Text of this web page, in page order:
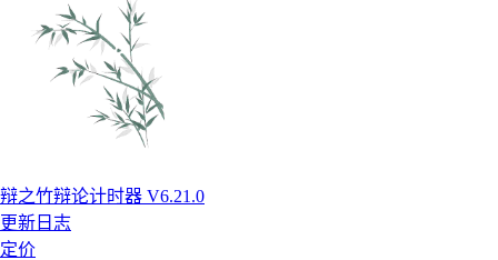
辩之竹辩论计时器 V6.21.0
更新日志
定价